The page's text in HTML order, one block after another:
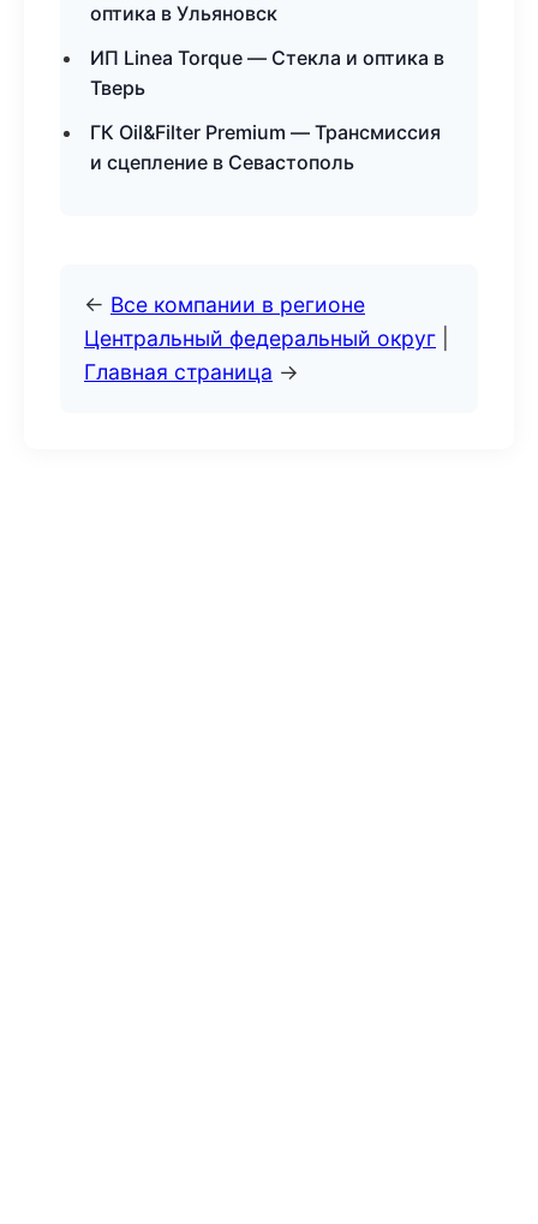
оптика в Ульяновск
ИП Linea Torque — Стекла и оптика в
Тверь
ГК Oil&Filter Premium — Трансмиссия
и сцепление в Севастополь
← Все компании в регионе
Центральный федеральный округ
Главная страница →